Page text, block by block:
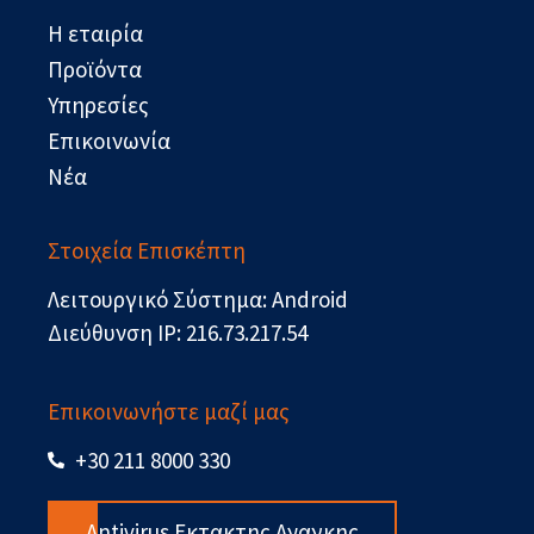
o
k
e
r
Η εταιρία
Προϊόντα
Υπηρεσίες
Επικοινωνία
Νέα
Στοιχεία Επισκέπτη
Λειτουργικό Σύστημα: Android
Διεύθυνση IP: 216.73.217.54
Επικοινωνήστε μαζί μας
+30 211 8000 330